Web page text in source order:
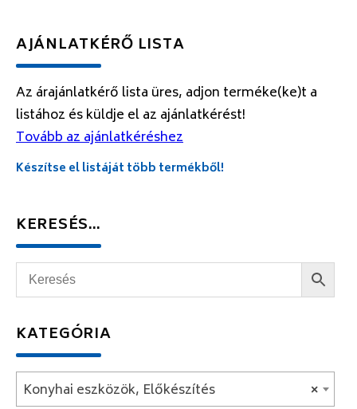
AJÁNLATKÉRŐ LISTA
Az árajánlatkérő lista üres, adjon terméke(ke)t a
listához és küldje el az ajánlatkérést!
Tovább az ajánlatkéréshez
Készítse el listáját több termékből!
KERESÉS…
KATEGÓRIA
×
Konyhai eszközök, Előkészítés